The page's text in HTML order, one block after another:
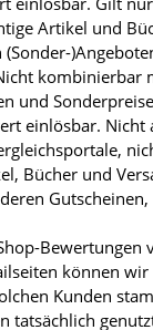
Artikel und
kombinierbar
und
einlösbar. Nicht
Bücher und
Gutscheinen,
Bewertungen
können
Kunden
tatsächlich